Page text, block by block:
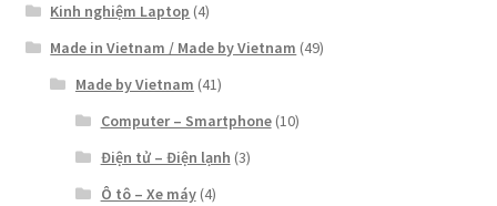
Kinh nghiệm Laptop (4)
Made in Vietnam / Made by Vietnam (49)
Made by Vietnam (41)
Computer – Smartphone(10)
Điện tử – Điện lạnh (3)
Ô tô – Xe máy(4)